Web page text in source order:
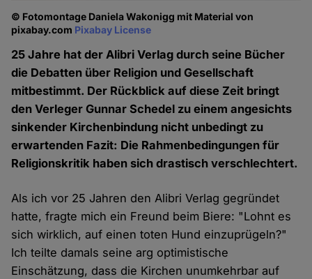
© Fotomontage Daniela Wakonigg mit Material von
pixabay.com Pixabay License
25 Jahre hat der Alibri Verlag durch seine Bücher
die Debatten über Religion und Gesellschaft
mitbestimmt. Der Rückblick auf diese Zeit bringt
den Verleger Gunnar Schedel zu einem angesichts
sinkender Kirchenbindung nicht unbedingt zu
erwartenden Fazit: Die Rahmenbedingungen für
Religionskritik haben sich drastisch verschlechtert.
Als ich vor 25 Jahren den Alibri Verlag gegründet
hatte, fragte mich ein Freund beim Biere: "Lohnt es
sich wirklich, auf einen toten Hund einzuprügeln?"
Ich teilte damals seine arg optimistische
Einschätzung, dass die Kirchen unumkehrbar auf